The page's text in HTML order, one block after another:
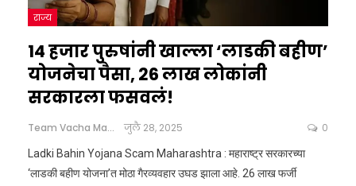
राज्य
14 हजार पुरुषांनी खाल्ला ‘लाडकी बहीण’
योजनेचा पैसा, 26 लाख लोकांनी
सरकारला फसवलं!
Team Vacha Marathi जुलै 28, 2025 0
Ladki Bahin Yojana Scam Maharashtra : महाराष्ट्र सरकारच्या
‘लाडकी बहीण योजना’त मोठा गैरव्यवहार उघड झाला आहे. 26 लाख फर्जी